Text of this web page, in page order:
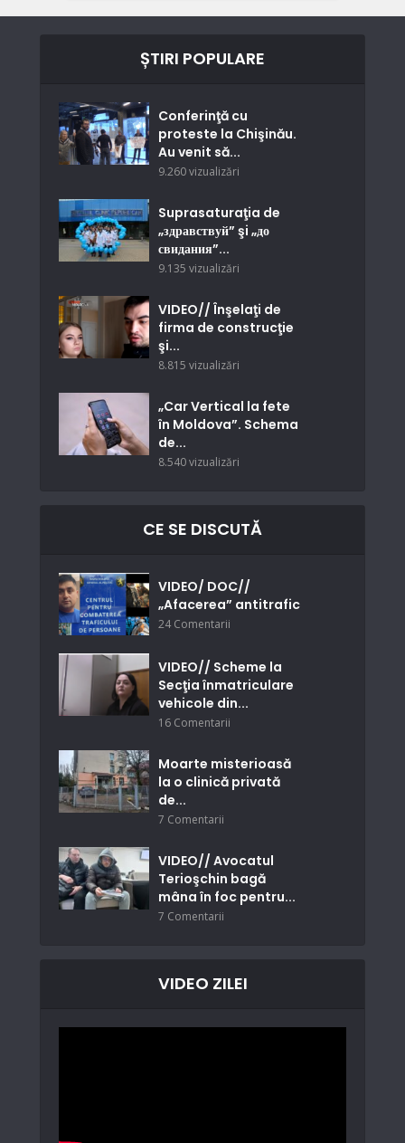
ȘTIRI POPULARE
Conferinţă cu
proteste la Chişinău.
Au venit să...
9.260 vizualizări
Suprasaturaţia de
„здравствуй” şi „до
свидания”...
9.135 vizualizări
VIDEO// Înşelaţi de
firma de construcţie
şi...
8.815 vizualizări
„Car Vertical la fete
în Moldova”. Schema
de...
8.540 vizualizări
CE SE DISCUTĂ
VIDEO/ DOC//
„Afacerea” antitrafic
24 Comentarii
VIDEO// Scheme la
Secţia înmatriculare
vehicole din...
16 Comentarii
Moarte misterioasă
la o clinică privată
de...
7 Comentarii
VIDEO// Avocatul
Terioşchin bagă
mâna în foc pentru...
7 Comentarii
VIDEO ZILEI